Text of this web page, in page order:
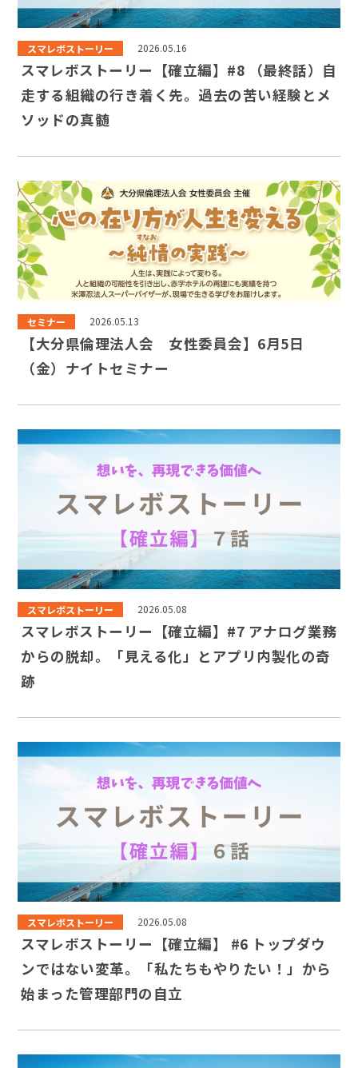
スマレボストーリー 2026.05.16
スマレボストーリー【確立編】#8 （最終話）自
走する組織の行き着く先。過去の苦い経験とメ
ソッドの真髄
セミナー 2026.05.13
【大分県倫理法人会 女性委員会】6月5日
（金）ナイトセミナー
スマレボストーリー 2026.05.08
スマレボストーリー【確立編】#7 アナログ業務
からの脱却。「見える化」とアプリ内製化の奇
跡
スマレボストーリー 2026.05.08
スマレボストーリー【確立編】 #6 トップダウ
ンではない変革。「私たちもやりたい！」から
始まった管理部門の自立